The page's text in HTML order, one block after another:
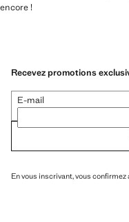
encore !
Recevez promotions
E-mail
En vous inscrivant, vous confirmez